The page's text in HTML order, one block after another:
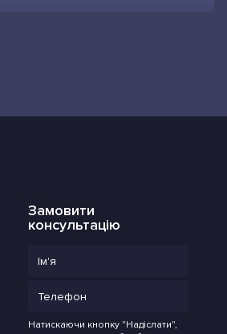
Замовити
консультацію
Натискаючи кнопку "Надіслати",